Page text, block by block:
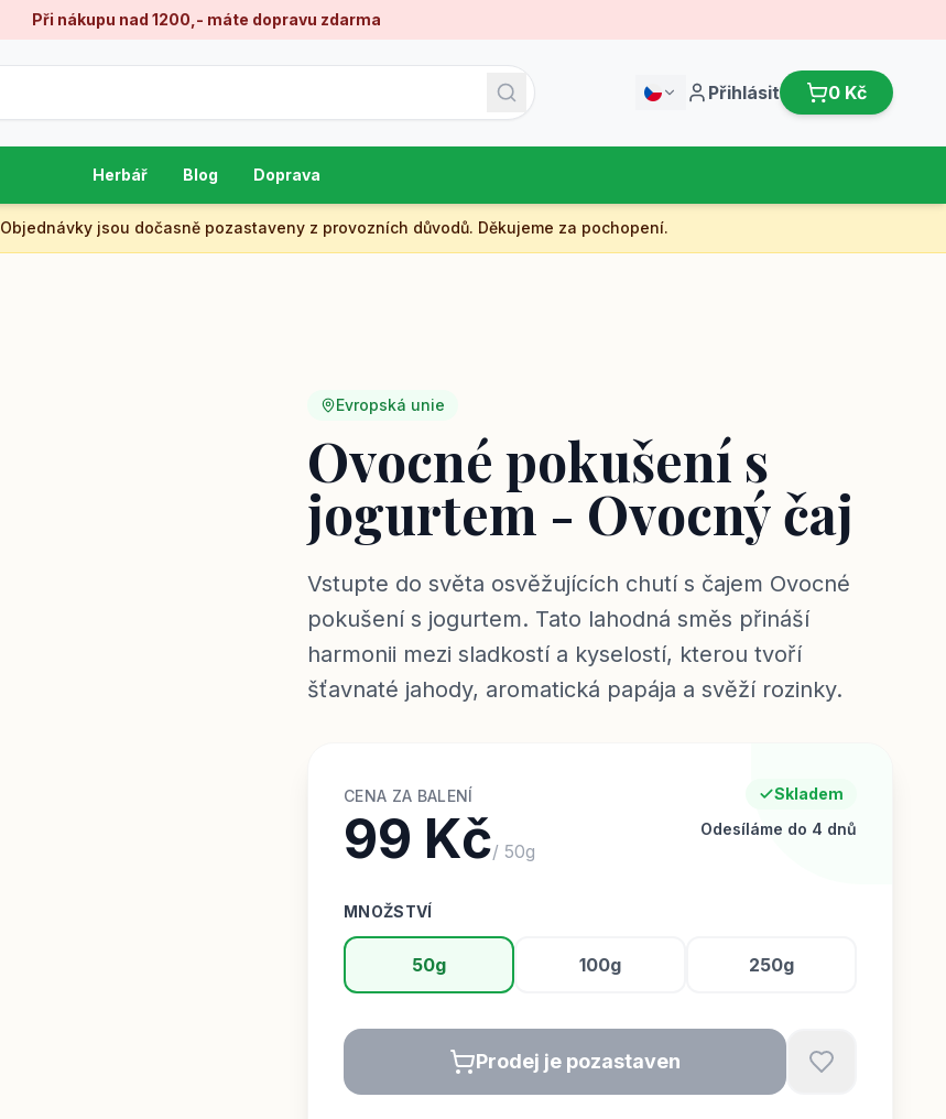
Při nákupu nad 1200,- máte dopravu zdarma
Přihlásit 0 Kč
Herbář Blog Doprava
Objednávky jsou dočasně pozastaveny z provozních důvodů. Děkujeme za pochopení.
Evropská unie
Ovocné pokušení s
jogurtem - Ovocný čaj
Vstupte do světa osvěžujících chutí s čajem Ovocné
pokušení s jogurtem. Tato lahodná směs přináší
harmonii mezi sladkostí a kyselostí, kterou tvoří
šťavnaté jahody, aromatická papája a svěží rozinky.
CENA ZA BALENÍ
99 Kč/ 50g
Skladem
Odesíláme do 4 dnů
MNOŽSTVÍ
50g 100g 250g
Prodej je pozastaven